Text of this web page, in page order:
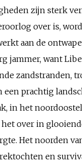
zijn sterk
over is,
aan de
jammer, want
zandstranden,
prachtig
in het
over in
Het noorden
en